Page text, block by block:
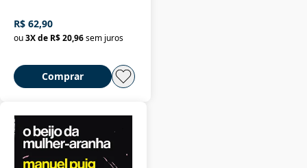
R$ 62,90
ou3X de R$ 20,96sem juros
Comprar